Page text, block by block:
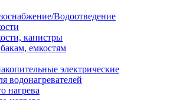
Водоотведение
канистры
емкостям
электрические
водонагревателей
нагрева